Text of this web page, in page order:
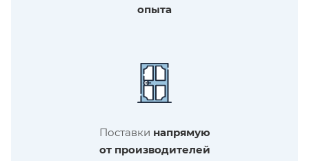
опыта
Поставки напрямую
от производителей